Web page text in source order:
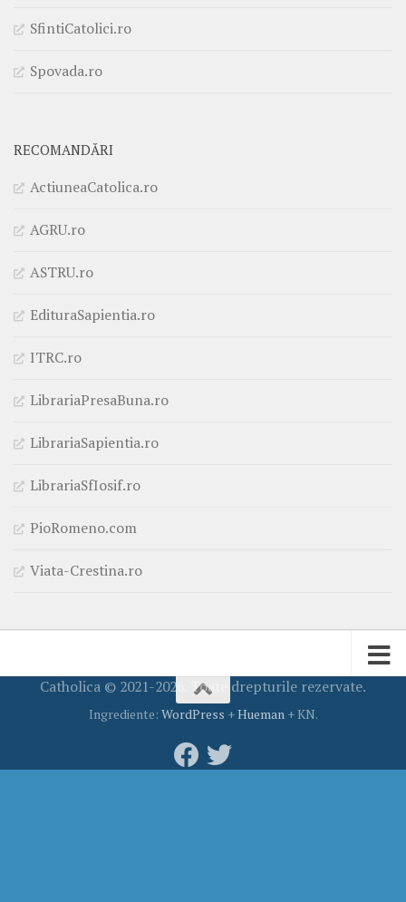
SfintiCatolici.ro
Spovada.ro
RECOMANDĂRI
ActiuneaCatolica.ro
AGRU.ro
ASTRU.ro
EdituraSapientia.ro
ITRC.ro
LibrariaPresaBuna.ro
LibrariaSapientia.ro
LibrariaSfIosif.ro
PioRomeno.com
Viata-Crestina.ro
Catholica © 2021-2026. Toate drepturile rezervate.
Ingrediente: WordPress +Hueman+ KN.